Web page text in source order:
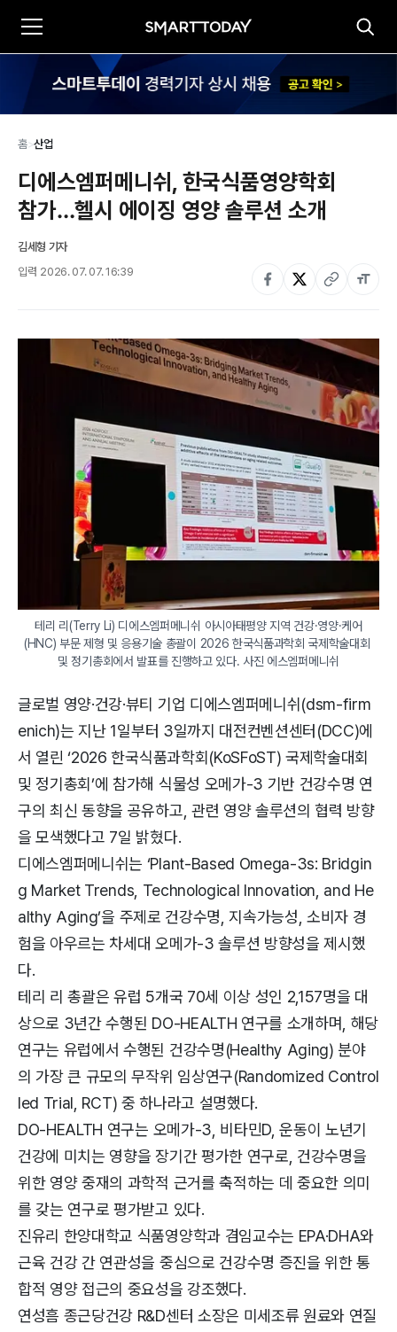
홈>산업
디에스엠퍼메니쉬, 한국식품영양학회
참가…헬시 에이징 영양 솔루션 소개
김세형 기자
입력 2026. 07. 07. 16:39
테리 리(Terry Li) 디에스엠퍼메니쉬 아시아태평양 지역 건강·영양·케어
(HNC) 부문 제형 및 응용기술 총괄이 2026 한국식품과학회 국제학술대회
및 정기총회에서 발표를 진행하고 있다. 사진 에스엠퍼메니쉬
글로벌 영양·건강·뷰티 기업 디에스엠퍼메니쉬(dsm-firm
enich)는 지난 1일부터 3일까지 대전컨벤션센터(DCC)에
서 열린 ‘2026 한국식품과학회(KoSFoST) 국제학술대회
및 정기총회’에 참가해 식물성 오메가-3 기반 건강수명 연
구의 최신 동향을 공유하고, 관련 영양 솔루션의 협력 방향
을 모색했다고 7일 밝혔다.
디에스엠퍼메니쉬는 ‘Plant-Based Omega-3s: Bridgin
g Market Trends, Technological Innovation, and He
althy Aging’을 주제로 건강수명, 지속가능성, 소비자 경
험을 아우르는 차세대 오메가-3 솔루션 방향성을 제시했
다.
테리 리 총괄은 유럽 5개국 70세 이상 성인 2,157명을 대
상으로 3년간 수행된 DO-HEALTH 연구를 소개하며, 해당
연구는 유럽에서 수행된 건강수명(Healthy Aging) 분야
의 가장 큰 규모의 무작위 임상연구(Randomized Control
led Trial, RCT) 중 하나라고 설명했다.
DO-HEALTH 연구는 오메가-3, 비타민D, 운동이 노년기
건강에 미치는 영향을 장기간 평가한 연구로, 건강수명을
위한 영양 중재의 과학적 근거를 축적하는 데 중요한 의미
를 갖는 연구로 평가받고 있다.
진유리 한양대학교 식품영양학과 겸임교수는 EPA·DHA와
근육 건강 간 연관성을 중심으로 건강수명 증진을 위한 통
합적 영양 접근의 중요성을 강조했다.
연성흠 종근당건강 R&D센터 소장은 미세조류 원료와 연질